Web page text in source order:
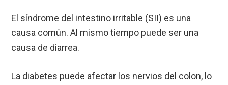
El síndrome del intestino irritable (SII) es una
causa común. Al mismo tiempo puede ser una
causa de diarrea.
La diabetes puede afectar los nervios del colon, lo